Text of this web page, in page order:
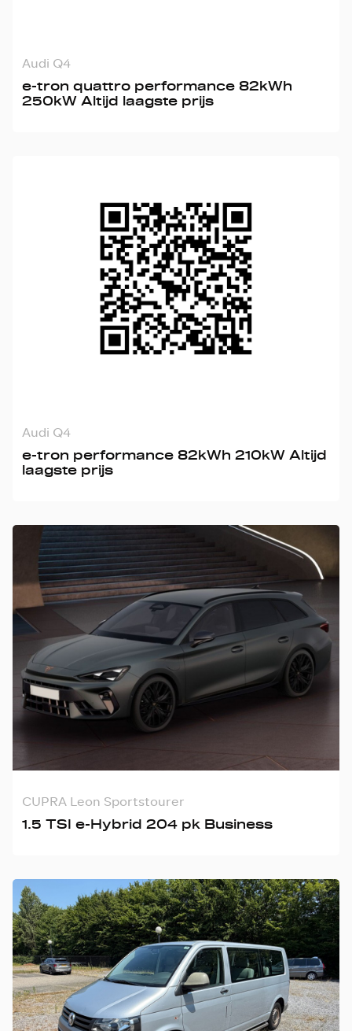
Audi Q4
e-tron quattro performance 82kWh
250kW Altijd laagste prijs
Audi Q4
e-tron performance 82kWh 210kW Altijd
laagste prijs
CUPRA Leon Sportstourer
1.5 TSI e-Hybrid 204 pk Business